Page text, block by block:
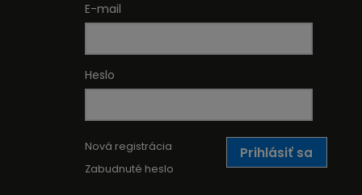
E-mail
Heslo
Prihlásiť sa
Nová registrácia
Zabudnuté heslo